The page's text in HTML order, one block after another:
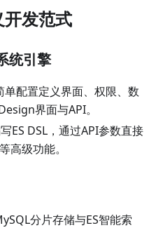
发范式
统引擎
单配置定义界面、权限、数
界面与API。
ES DSL，通过API参数直接
高级功能。
分片存储与ES智能索